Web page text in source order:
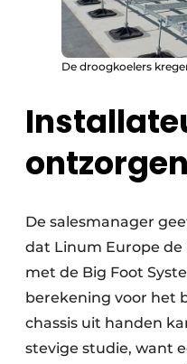
De droogkoelers
ontzorgen
De salesmanager
dat Linum Europe
met de Big Foot
berekening voor het
chassis uit handen
stevige studie, want